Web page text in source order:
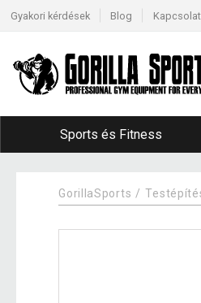
Gyakori kérdések Blog Kapcsolat
Sports és Fitness
GorillaSports